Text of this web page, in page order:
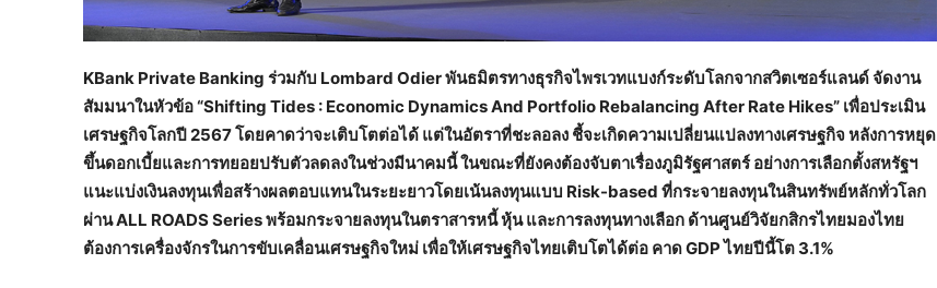
KBank Private Banking ร่วมกับ Lombard Odier พันธมิตรทางธุรกิจไพรเวทแบงก์ระดับโลกจากสวิตเซอร์แลนด์ จัดงาน
สัมมนาในหัวข้อ “Shifting Tides : Economic Dynamics And Portfolio Rebalancing After Rate Hikes” เพื่อประเมิน
เศรษฐกิจโลกปี 2567 โดยคาดว่าจะเติบโตต่อได้ แต่ในอัตราที่ชะลอลง ชี้จะเกิดความเปลี่ยนแปลงทางเศรษฐกิจ หลังการหยุด
ขึ้นดอกเบี้ยและการทยอยปรับตัวลดลงในช่วงมีนาคมนี้ ในขณะที่ยังคงต้องจับตาเรื่องภูมิรัฐศาสตร์ อย่างการเลือกตั้งสหรัฐฯ
แนะแบ่งเงินลงทุนเพื่อสร้างผลตอบแทนในระยะยาวโดยเน้นลงทุนแบบ Risk-based ที่กระจายลงทุนในสินทรัพย์หลักทั่วโลก
ผ่าน ALL ROADS Series พร้อมกระจายลงทุนในตราสารหนี้ หุ้น และการลงทุนทางเลือก ด้านศูนย์วิจัยกสิกรไทยมองไทย
ต้องการเครื่องจักรในการขับเคลื่อนเศรษฐกิจใหม่ เพื่อให้เศรษฐกิจไทยเติบโตได้ต่อ คาด GDP ไทยปีนี้โต 3.1%